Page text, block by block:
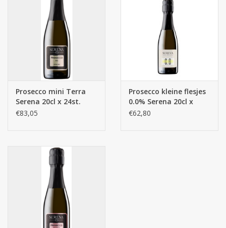
Snoeppot-Snoep
Kassarollen
Cleaning-producten
Koffiemachines
Kantoorbenodigdheden
Prosecco mini Terra
Serena 20cl x 24st.
€83,05
Prosecco kleine flesjes
0.0% Serena 20cl x
24st.
€62,80